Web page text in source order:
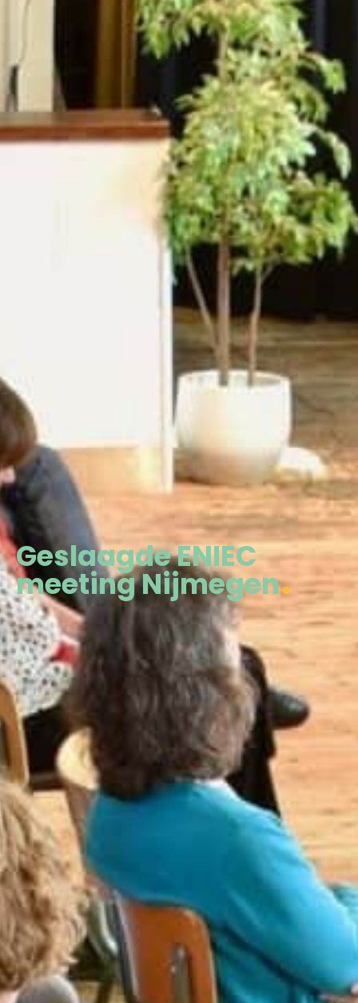
Geslaagde ENIEC
meeting Nijmegen